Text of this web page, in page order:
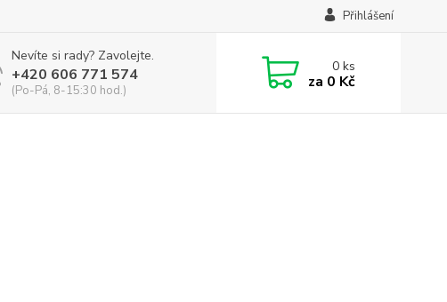
Přihlášení
Nevíte si rady? Zavolejte.
+420 606 771 574
(Po-Pá, 8-15:30 hod.)
0ks
za 0 Kč